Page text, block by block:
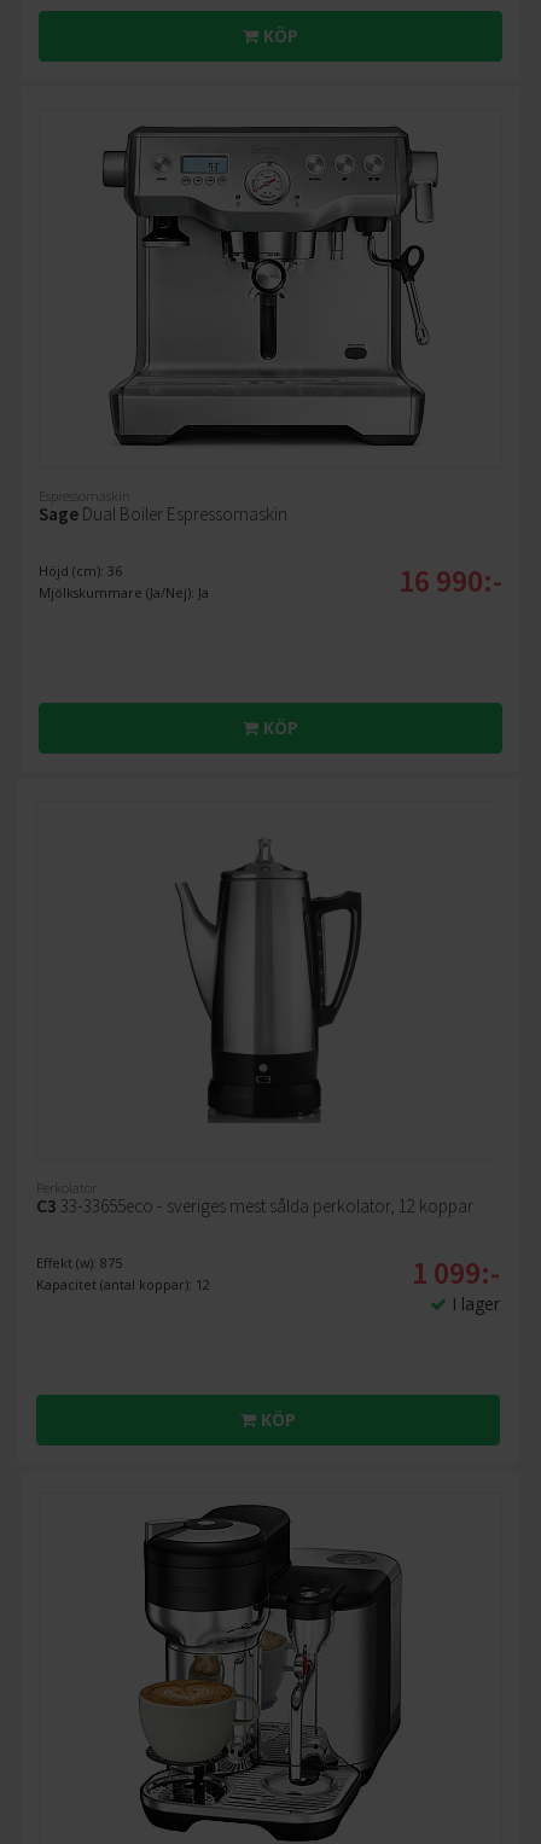
KÖP
Espressomaskin
Sage Dual Boiler Espressomaskin
Höjd (cm): 36
Mjölkskummare (Ja/Nej): Ja
16 990:-
KÖP
Perkolator
C3 33-33655eco - sveriges mest sålda perkolator, 12 koppar
Effekt (w): 875
Kapacitet (antal koppar): 12
1 099:-
I lager
KÖP